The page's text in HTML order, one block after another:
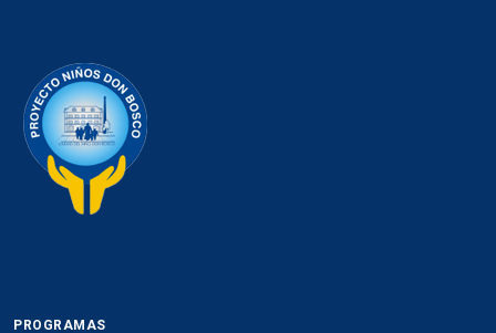
PROGRAMAS